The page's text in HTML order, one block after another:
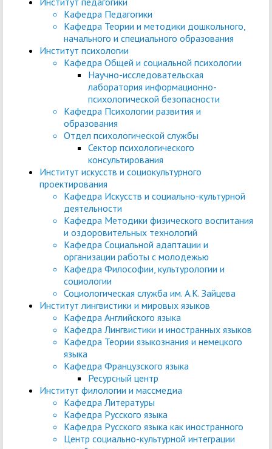
Кафедра Педагогики
Кафедра Теории и методики дошкольного,
начального и специального образования
Институт психологии
Кафедра Общей и социальной психологии
Научно-исследовательская
лаборатория информационно-
психологической безопасности
Кафедра Психологии развития и
образования
Отдел психологической службы
Сектор психологического
консультирования
Институт искусств и социокультурного
проектирования
Кафедра Искусств и социально-культурной
деятельности
Кафедра Методики физического воспитания
и оздоровительных технологий
Кафедра Социальной адаптации и
организации работы с молодежью
Кафедра Философии, культурологии и
социологии
Социологическая служба им. А.К. Зайцева
Институт лингвистики и мировых языков
Кафедра Английского языка
Кафедра Лингвистики и иностранных языков
Кафедра Теории языкознания и немецкого
языка
Кафедра Французского языка
Ресурсный центр
Институт филологии и массмедиа
Кафедра Литературы
Кафедра Русского языка
Кафедра Русского языка как иностранного
Центр социально-культурной интеграции